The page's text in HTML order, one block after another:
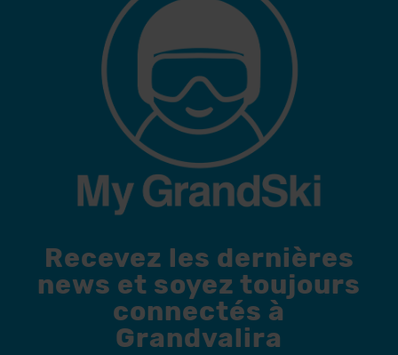
Recevez les dernières
news et soyez toujours
connectés à
Grandvalira